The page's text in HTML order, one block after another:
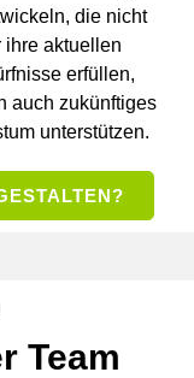
die nicht
ihre aktuellen
erfüllen,
auch zukünftiges
unterstützen.
Team